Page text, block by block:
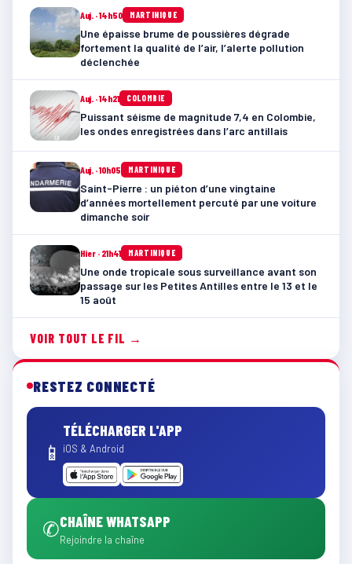
Auj. · 14h50 MARTINIQUE
Une épaisse brume de poussières dégrade
fortement la qualité de l’air, l’alerte pollution
déclenchée
Auj. · 14h21 COLOMBIE
Puissant séisme de magnitude 7,4 en Colombie,
les ondes enregistrées dans l’arc antillais
Auj. · 10h05 MARTINIQUE
Saint-Pierre : un piéton d’une vingtaine
d’années mortellement percuté par une voiture
dimanche soir
Hier · 21h41 MARTINIQUE
Une onde tropicale sous surveillance avant son
passage sur les Petites Antilles entre le 13 et le
15 août
VOIR TOUT LE FIL →
RESTEZ CONNECTÉ
📱
TÉLÉCHARGER L'APP
iOS & Android
✆CHAÎNE WHATSAPP
Rejoindre la chaîne